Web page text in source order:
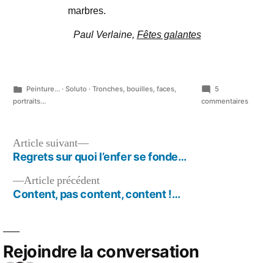
marbres.
Paul Verlaine, Fêtes galantes
Publié
dans
Peinture...· Soluto· Tronches, bouilles, faces,
portraits...
5
commentairessur
Navigation
de
l’article
Article précédentArticle
précédent :
Content, pas content, content !…
Article suivant
Article
suivant :
Regrets sur quoi l’enfer se fonde…
Rejoindre la conversation